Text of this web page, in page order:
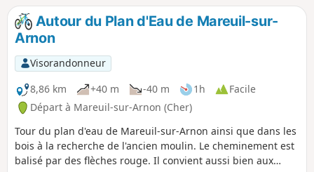
Autour du Plan d'Eau de Mareuil-sur-
Arnon
Visorandonneur
8,86 km
+40 m -40 m 1h
Facile
Départ à Mareuil-sur-Arnon (Cher)
Tour du plan d'eau de Mareuil-sur-Arnon ainsi que dans les
bois à la recherche de l'ancien moulin. Le cheminement est
balisé par des flèches rouge. Il convient aussi bien aux